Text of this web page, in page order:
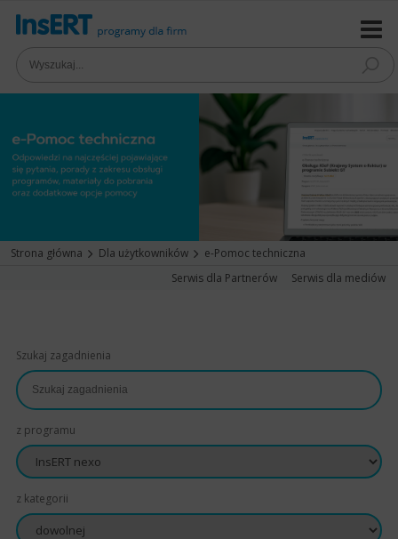
Strona główna Dla użytkowników
e-Pomoc techniczna
Serwis dla Partnerów
Serwis dla mediów
Szukaj zagadnienia
z programu
z kategorii